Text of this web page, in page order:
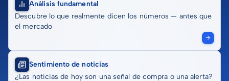
Análisis fundamental
Descubre lo que realmente dicen los números — antes que
el mercado
Sentimiento de noticias
¿Las noticias de hoy son una señal de compra o una alerta?